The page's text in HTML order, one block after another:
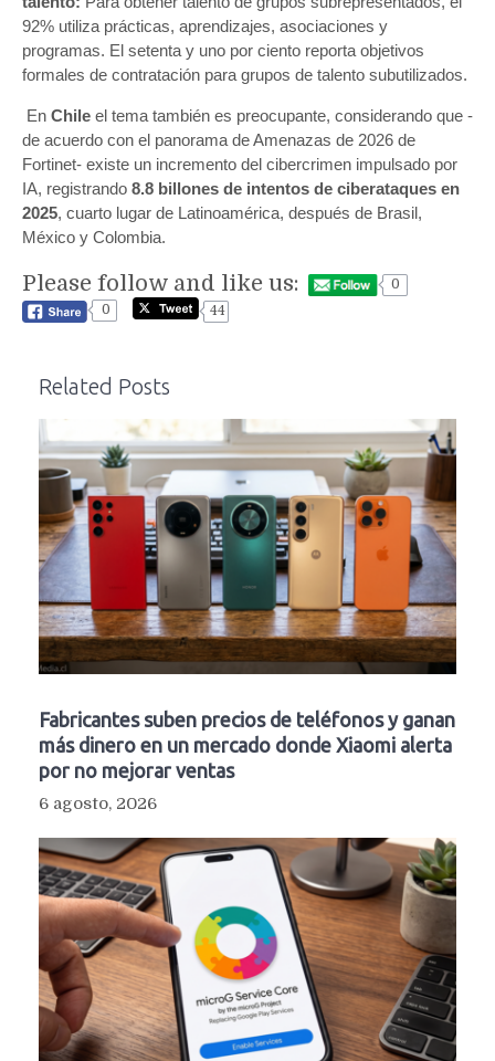
92% utiliza prácticas, aprendizajes, asociaciones y
programas. El setenta y uno por ciento reporta objetivos
formales de contratación para grupos de talento subutilizados.
En Chile el tema también es preocupante, considerando que -
de acuerdo con el panorama de Amenazas de 2026 de
Fortinet- existe un incremento del cibercrimen impulsado por
IA, registrando 8.8 billones de intentos de ciberataques en
2025, cuarto lugar de Latinoamérica, después de Brasil,
México y Colombia.
Please follow and like us:
0
0
44
Related Posts
Fabricantes suben precios de teléfonos y ganan
más dinero en un mercado donde Xiaomi alerta
por no mejorar ventas
6 agosto, 2026